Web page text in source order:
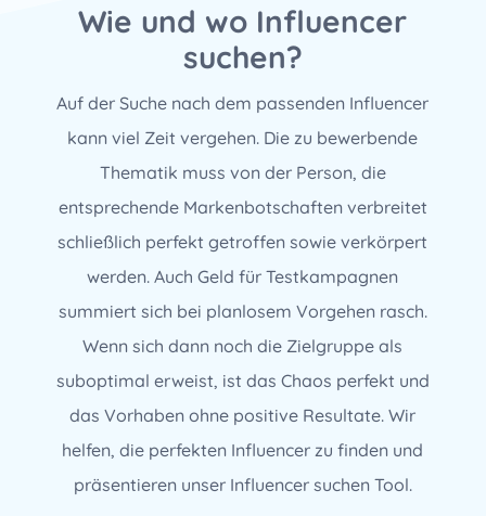
Wie und wo Influencer
suchen?
Auf der Suche nach dem passenden Influencer
kann viel Zeit vergehen. Die zu bewerbende
Thematik muss von der Person, die
entsprechende Markenbotschaften verbreitet
schließlich perfekt getroffen sowie verkörpert
werden. Auch Geld für Testkampagnen
summiert sich bei planlosem Vorgehen rasch.
Wenn sich dann noch die Zielgruppe als
suboptimal erweist, ist das Chaos perfekt und
das Vorhaben ohne positive Resultate. Wir
helfen, die perfekten Influencer zu finden und
präsentieren unser Influencer suchen Tool.